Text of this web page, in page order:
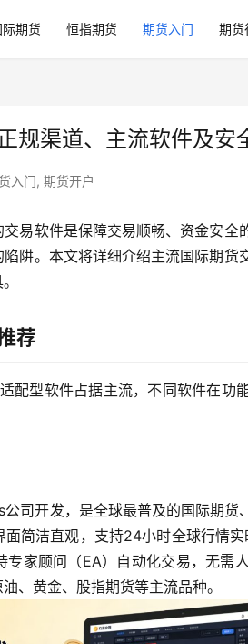
际期货 恒指期货 期货入门 期货
规渠道、主流软件及安
入门, 期货开户
易软件是保障交易顺畅、资金安全
阱。本文将详细介绍主流国际期货
荐
配型软件占据主流，不同软件在功
司开发，是全球最普及的国际期货
简洁直观，支持24小时全球行情
家顾问（EA）自动化交易，无需
、黄金、股指期货等主流品种。